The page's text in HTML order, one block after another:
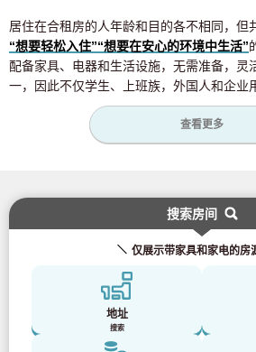
居住在合租房的人年龄和目的各不相同，但
“想要轻松入住”“想要在安心的环境中生活”
配备家具、电器和生活设施，无需准备，灵
一，因此不仅学生、上班族，外国人和企业
查看更多
搜索房间
仅展示带家具和家电的房
地址
搜索